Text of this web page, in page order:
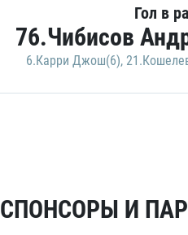
Гол в
76.Чибисов
6.Карри Джош(6),
СПОНСОРЫ И